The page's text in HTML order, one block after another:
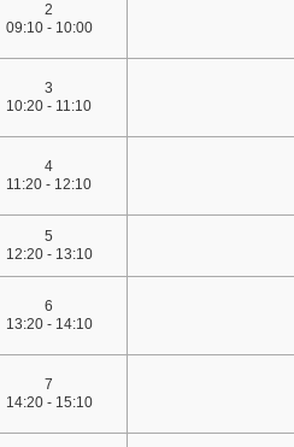
2
09:10 - 10:00
3
10:20 - 11:10
4
11:20 - 12:10
5
12:20 - 13:10
6
13:20 - 14:10
7
14:20 - 15:10